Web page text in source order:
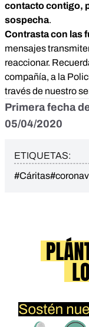
contacto contigo,
sospecha.
Contrasta con las
mensajes
reaccionar.
compañía, a la
través de nuestro
Primera fecha
05/04/2020
ETIQUETAS:
#Cáritas